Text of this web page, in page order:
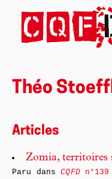
Théo
Articles
Zomia, territoires
Paru dansCQFD